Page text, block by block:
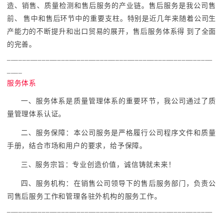
造、销售、质量检测和售后服务的产业链。售后服务是我公司售
前、 售中和售后环节中的重要支柱。特别是近几年来随着公司生
产能力的不断提升和出口贸易的展开，售后服务体系得 到了全面
的完善。
服务体系
一、服务体系是质量管理体系的重要环节，我公司通过了质
量管理体系认证。
二、服务保障：本公司服务是严格履行公司程序文件和质量
手册，结合市场和用户的要求，给予保障。
三、服务宗旨：专业创造价值，诚信铸就未来！
四、服务机构：在销售公司领导下的售后服务部门，负责公
司售后服务工作和管理各驻外机构的服务工作。